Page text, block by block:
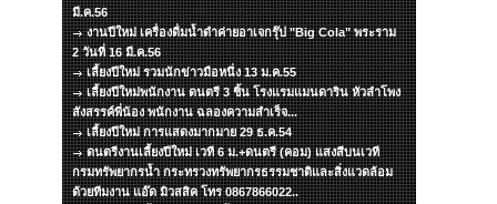
มี.ค.56
งานปีใหม่ เครื่องดื่มน้ำดำค่ายอาเจกรุ๊ป "Big Cola" พระราม
2 วันที่ 16 มี.ค.56
เลี้ยงปีใหม่ รวมนักข่าวมือหนึ่ง 13 ม.ค.55
เลี้ยงปีใหม่พนักงาน ดนตรี 3 ชิ้น โรงแรมแมนดาริน หัวลำโพง
สังสรรค์พี่น้อง พนักงาน ฉลองความสำเร็จ...
เลี้ยงปีใหม่ การแสดงมากมาย 29 ธ.ค.54
ดนตรีงานเลี้ยงปีใหม่ เวที 6 ม.+ดนตรี (คอม) แสงสีบนเวที
กรมทรัพยากรน้ำ กระทรวงทรัพยากรธรรมชาติและสิ่งแวดล้อม
ด้วยทีมงาน แอ๊ด มิวสสิค โทร 0867866022..